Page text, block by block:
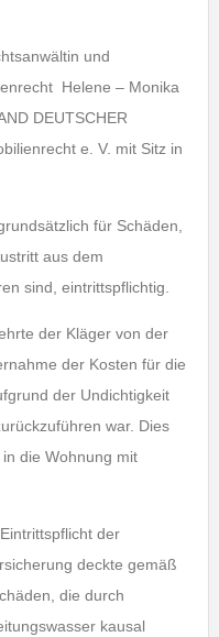
und
Helene – Monika
DEUTSCHER
e. V. mit Sitz in
für Schäden,
aus dem
sind, eintrittspflichtig.
der Kläger von der
der Kosten für die
der Undichtigkeit
war. Dies
die Wohnung mit
der
deckte gemäß
die durch
kausal